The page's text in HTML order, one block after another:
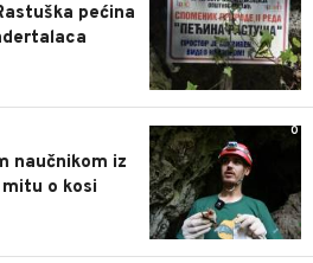
pećina
0
naučnikom iz
o kosi